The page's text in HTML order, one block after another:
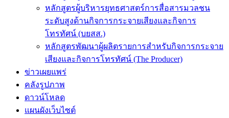
หลักสูตรผู้บริหารยุทธศาสตร์การสื่อสารมวลชน
ระดับสูงด้านกิจการกระจายเสียงและกิจการ
โทรทัศน์ (บยสส.)
หลักสูตรพัฒนาผู้ผลิตรายการสำหรับกิจการกระจาย
เสียงและกิจการโทรทัศน์ (The Producer)
ข่าวเผยแพร่
คลังรูปภาพ
ดาวน์โหลด
แผนผังเว็บไซต์